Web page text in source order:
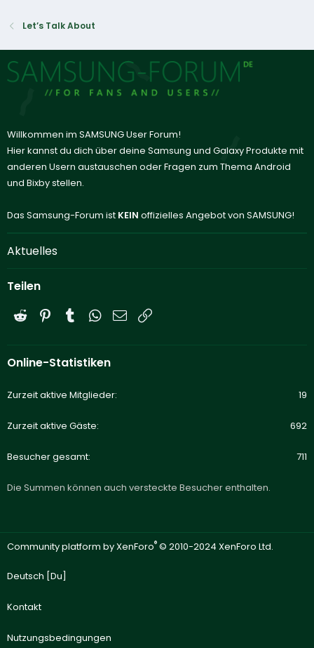
Let’s Talk About
Willkommen im SAMSUNG User Forum!
Hier kannst du dich über deine Samsung und Galaxy Produkte mit
anderen Usern austauschen oder Fragen zum Thema Android
und Bixby stellen.
Das Samsung-Forum ist KEIN offizielles Angebot von SAMSUNG!
Aktuelles
Teilen
Reddit PinterestTumblrWhatsApp
E-Mail
Online-Statistiken
Zurzeit aktive Mitglieder 19
Zurzeit aktive Gäste 692
Besucher gesamt 711
Die Summen können auch versteckte Besucher enthalten.
Community platform by XenForo® © 2010-2024 XenForo Ltd.
Deutsch [Du]
Kontakt
Nutzungsbedingungen